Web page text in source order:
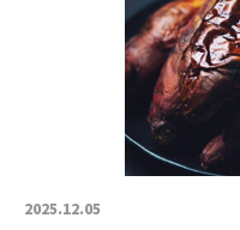
2025.12.05